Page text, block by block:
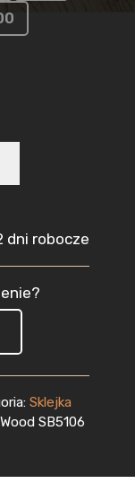
dni robocze
Sklejka
SB5106